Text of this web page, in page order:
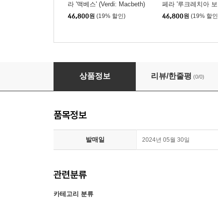
라 '맥베스' (Verdi: Macbeth)
46,800원 (19% 할인)
페라 '루크레치아
(Donizetti:
46,800원 (19% 할
Martha Argerich / Zubin Mehta 주빈 메타와
상품정보 리뷰/한줄평 (0/0)
품목정보
발매일 2024년 05월 30일
관련분류
카테고리 분류